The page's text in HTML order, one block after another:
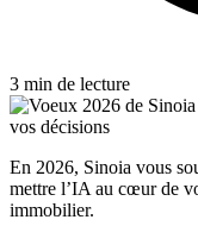
3 min de lecture
En 2026, Sinoia vous
mettre l’IA au cœur de
immobilier.